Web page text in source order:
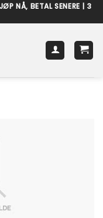
NÅ, BETAL SENERE | 3